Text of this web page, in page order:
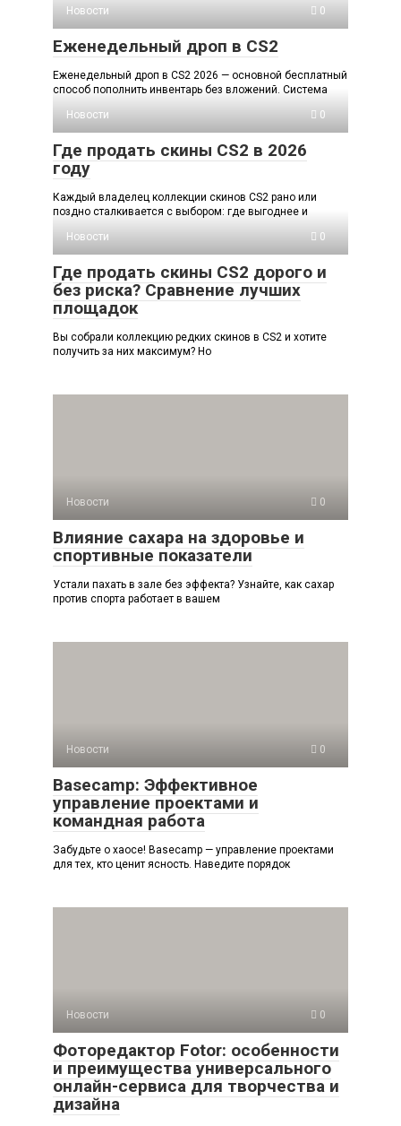
Новости 0
Еженедельный дроп в CS2
Еженедельный дроп в CS2 2026 — основной бесплатный
способ пополнить инвентарь без вложений. Система
Новости
0
Где продать скины CS2 в 2026
году
Каждый владелец коллекции скинов CS2 рано или
поздно сталкивается с выбором: где выгоднее и
Новости
0
Где продать скины CS2 дорого и
без риска? Сравнение лучших
площадок
Вы собрали коллекцию редких скинов в CS2 и хотите
получить за них максимум? Но
Новости 0
Влияние сахара на здоровье и
спортивные показатели
Устали пахать в зале без эффекта? Узнайте, как сахар
против спорта работает в вашем
Новости 0
Basecamp: Эффективное
управление проектами и
командная работа
Забудьте о хаосе! Basecamp — управление проектами
для тех, кто ценит ясность. Наведите порядок
Новости 0
Фоторедактор Fotor: особенности
и преимущества универсального
онлайн-сервиса для творчества и
дизайна